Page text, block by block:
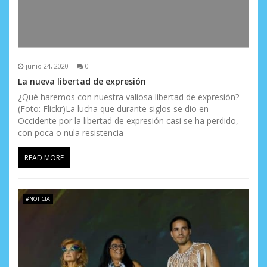
junio 24, 2020 0
La nueva libertad de expresión
¿Qué haremos con nuestra valiosa libertad de expresión?
(Foto: Flickr)La lucha que durante siglos se dio en
Occidente por la libertad de expresión casi se ha perdido,
con poca o nula resistencia
READ MORE
#NOTICIA